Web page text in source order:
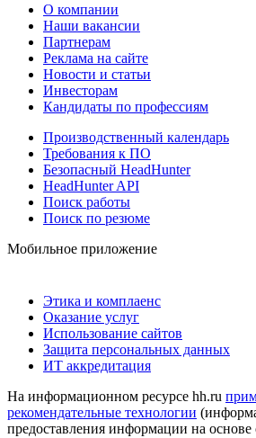
О компании
Наши вакансии
Партнерам
Реклама на сайте
Новости и статьи
Инвесторам
Кандидаты по профессиям
Производственный календарь
Требования к ПО
Безопасный HeadHunter
HeadHunter API
Поиск работы
Поиск по резюме
Мобильное приложение
Этика и комплаенс
Оказание услуг
Использование сайтов
Защита персональных данных
ИТ аккредитация
На информационном ресурсе hh.ru
рекомендательные технологии
предоставления информации на основе